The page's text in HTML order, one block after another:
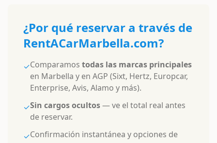
¿Por qué reservar a través de
RentACarMarbella.com?
✓Comparamos todas las marcas principales
en Marbella y en AGP (Sixt, Hertz, Europcar,
Enterprise, Avis, Alamo y más).
✓Sin cargos ocultos— ve el total real antes
de reservar.
✓Confirmación instantánea y opciones de